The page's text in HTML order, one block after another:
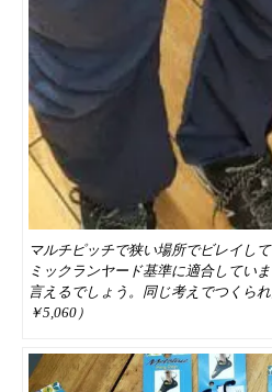
マルチピッチで狭い場所でビレイし
ミックランヤード基準に適合してい
言えるでしょう。同じ考えでつくら
￥5,060）